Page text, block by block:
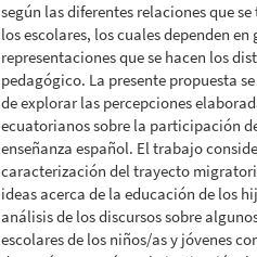
según las diferentes relaciones que
los escolares, los cuales dependen
representaciones que se hacen los
pedagógico. La presente propuesta
de explorar las percepciones
ecuatorianos sobre la participación
enseñanza español. El trabajo
caracterización del trayecto
ideas acerca de la educación de los
análisis de los discursos sobre
escolares de los niños/as y jóvenes